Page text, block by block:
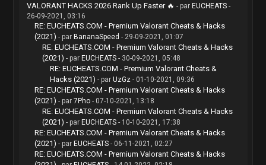
VALORANT HACKS 2026 Rank Up Faster 🔥 - par EUCHEATS-
26-09-2021, 03:16
RE: EUCHEATS.COM - Premium Valorant Cheats & Hacks
(2021) - par BananaSpeed - 29-09-2021, 01:07
RE: EUCHEATS.COM - Premium Valorant Cheats & Hacks
(2021) - par EUCHEATS- 30-09-2021, 05:48
RE: EUCHEATS.COM - Premium Valorant Cheats &
Hacks (2021) - par UzGz- 01-10-2021, 09:36
RE: EUCHEATS.COM - Premium Valorant Cheats & Hacks
(2021) - par 7Pho- 07-10-2021, 13:18
RE: EUCHEATS.COM - Premium Valorant Cheats & Hacks
(2021) - par EUCHEATS- 10-10-2021, 17:38
RE: EUCHEATS.COM - Premium Valorant Cheats & Hacks
(2021) - par EUCHEATS- 06-11-2021, 02:27
RE: EUCHEATS.COM - Premium Valorant Cheats & Hacks